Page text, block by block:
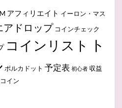
アフィリエイト イーロン・マス
アドロップ コインチェック
コインリスト
ト
ポルカドット 予定表 初心者 収益
イン